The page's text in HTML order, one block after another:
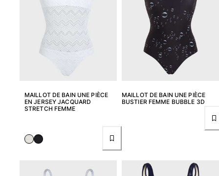
Sweats
T-shirts
Tous les articles
Bébé
Tous les articles
Tous les articles
MAILLOT DE BAIN UNE PIÈCE
EN JERSEY JACQUARD
STRETCH FEMME
MAILLOT DE BAIN UNE PIÈCE
BUSTIER FEMME BUBBLE 3D